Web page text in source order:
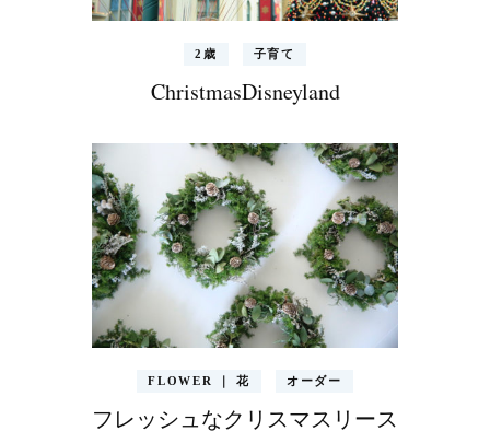
2歳 子育て
ChristmasDisneyland
FLOWER ｜ 花 オーダー
フレッシュなクリスマスリース